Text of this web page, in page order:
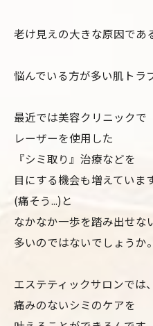
老け見えの大きな原因であ
悩んでいる方が多い肌トラ
最近では美容クリニックで
レーザーを使用した
『シミ取り』治療などを
目にする機会も増えていま
(痛そう...)と
なかなか一歩を踏み出せな
多いのではないでしょうか。
エステティックサロンでは、
痛みのないシミのケアを